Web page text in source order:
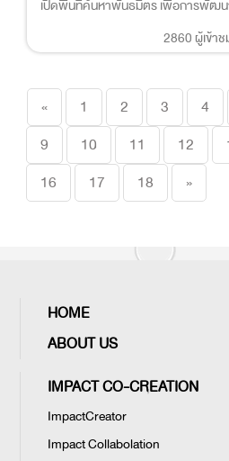
เปิดพื้นที่ค้นหาพันธมิตร เพื่อการพัฒน
2860 ผู้เข้า
«Previous
1 2 3 4
9
10 11 12
16
17 18 »Next
HOME
ABOUT US
IMPACT CO-CREATION
ImpactCreator
Impact Collabolation